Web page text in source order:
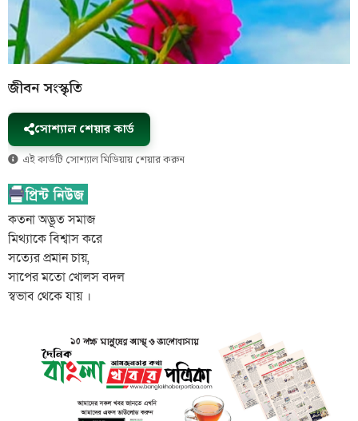
জীবন সংস্কৃতি
সোশ্যাল শেয়ার কার্ড
এই কার্ডটি সোশ্যাল মিডিয়ায় শেয়ার করুন
কতনা অদ্ভূত সমাজ
মিথ্যাকে বিশ্বাস করে
সত্যের প্রমান চায়,
সাপের মতো খোলস বদল
স্বভাব থেকে যায় ।